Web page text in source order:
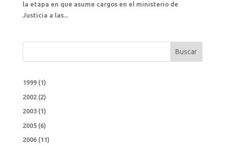
la etapa en que asume cargos en el ministerio de
Justicia a las...
Buscar
1999(1)
2002(2)
2003(1)
2005(6)
2006(11)